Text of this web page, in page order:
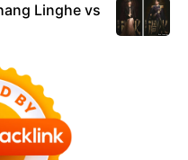
Linghe vs